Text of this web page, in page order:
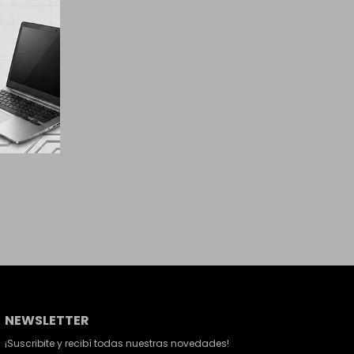
NEWSLETTER
¡Suscribite y recibí todas nuestras novedades!